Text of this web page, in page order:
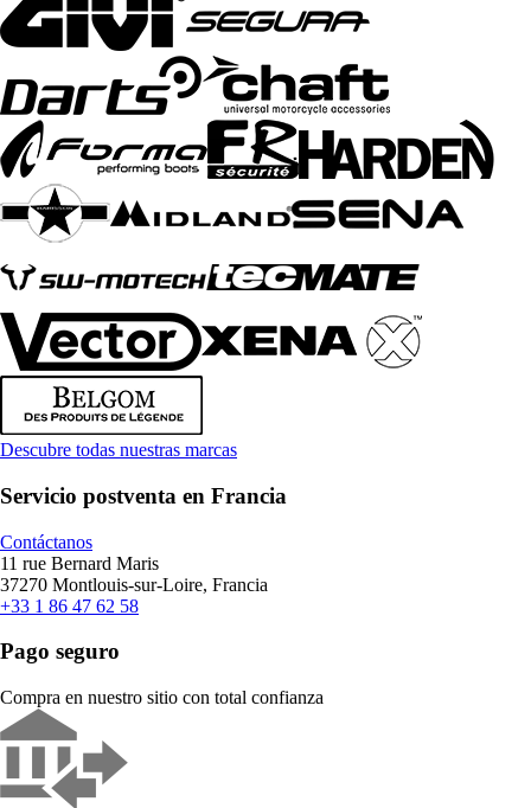
Descubre todas nuestras marcas
Servicio postventa en Francia
Contáctanos
11 rue Bernard Maris
37270 Montlouis-sur-Loire, Francia
+33 1 86 47 62 58
Pago seguro
Compra en nuestro sitio con total confianza